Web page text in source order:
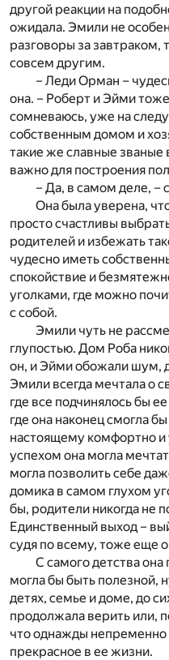
другой реакции на
ожидала. Эмили не
разговоры за завтраком,
совсем другим.
– Леди Орман –
она. – Роберт и Эйми
сомневаюсь, уже на
собственным домом и
такие же славные
важно для построения
– Да, в самом деле, –
Она была уверена,
просто счастливы
родителей и избежать
чудесно иметь
спокойствие и
уголками, где можно
с собой.
Эмили чуть не
глупостью. Дом Роба
он, и Эйми обожали шум,
Эмили всегда мечтала о
где все подчинялось бы
где она наконец смогла
настоящему комфортно
успехом она могла
могла позволить себе
домика в самом глухом
бы, родители никогда не
Единственный выход –
судя по всему, тоже еще
С самого детства она
могла бы быть полезной,
детях, семье и доме, до
продолжала верить или,
что однажды непременно
прекрасное в ее жизни.